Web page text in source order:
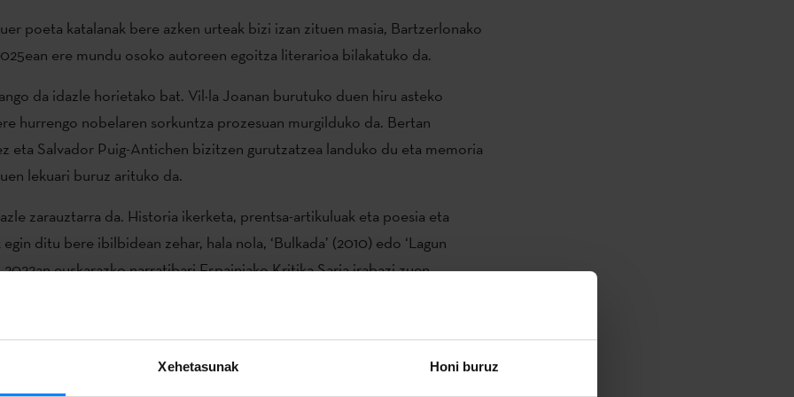
Xehetasunak Honi buruz
poeta katalanak bere azken urteak bizi izan zituen masia, Bartzerlonako
ere mundu osoko autoreen egoitza literarioa bilakatuko da.
da idazle horietako bat. Vil·la Joanan burutuko duen hiru asteko
hurrengo nobelaren sorkuntza prozesuan murgilduko da. Bertan
eta Salvador Puig-Antichen bizitzen gurutzatzea landuko du eta memoria
lekuari buruz arituko da.
zarauztarra da. Historia ikerketa, prentsa-artikuluak eta poesia eta
ditu bere ibilbidean zehar, hala nola, ‘Bulkada’ (2010) edo ‘Lagun
2022an euskarazko narratibari Espainiako Kritika Saria irabazi zuen
Literatur Hiriaizeneko programaren baitan egonaldi literarioa
idazleak.
Deialdi bidezaukeratu da idazle egoiliarra